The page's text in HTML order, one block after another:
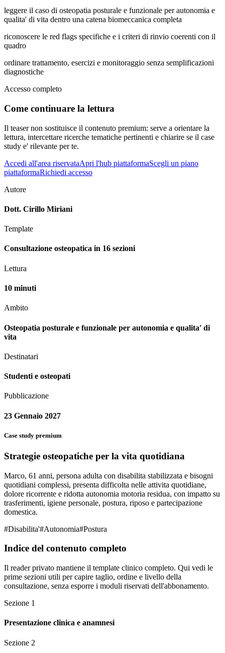
leggere il caso di osteopatia posturale e funzionale per autonomia e
qualita' di vita dentro una catena biomeccanica completa
riconoscere le red flags specifiche e i criteri di rinvio coerenti con il
quadro
ordinare trattamento, esercizi e monitoraggio senza semplificazioni
diagnostiche
Accesso completo
Come continuare la lettura
Il teaser non sostituisce il contenuto premium: serve a orientare la
lettura, intercettare ricerche tematiche pertinenti e chiarire se il case
study e' rilevante per te.
Accedi all'area riservataApri l'hub piattaformaScegli un piano
piattaformaRichiedi accesso
Autore
Dott. Cirillo Miriani
Template
Consultazione osteopatica in 16 sezioni
Lettura
10 minuti
Ambito
Osteopatia posturale e funzionale per autonomia e qualita' di
vita
Destinatari
Studenti e osteopati
Pubblicazione
23 Gennaio 2027
Case study premium
Strategie osteopatiche per la vita quotidiana
Marco, 61 anni, persona adulta con disabilita stabilizzata e bisogni
quotidiani complessi, presenta difficolta nelle attivita quotidiane,
dolore ricorrente e ridotta autonomia motoria residua, con impatto su
trasferimenti, igiene personale, postura, riposo e partecipazione
domestica.
#Disabilita'#Autonomia#Postura
Indice del contenuto completo
Il reader privato mantiene il template clinico completo. Qui vedi le
prime sezioni utili per capire taglio, ordine e livello della
consultazione, senza esporre i moduli riservati dell'abbonamento.
Sezione 1
Presentazione clinica e anamnesi
Sezione 2